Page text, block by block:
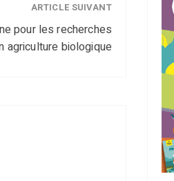
ARTICLE SUIVANT
pour les recherches
agriculture biologique